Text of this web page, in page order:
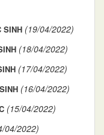
SINH (19/04/2022)
(18/04/2022)
(17/04/2022)
(16/04/2022)
(15/04/2022)
04/2022)